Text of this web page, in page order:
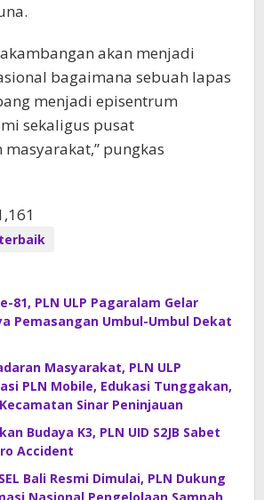
akan menjadi
bagaimana sebuah lapas
menjadi episentrum
sekaligus pusat
pungkas
81, PLN ULP Pagaralam Gelar
Pemasangan Umbul-Umbul Dekat
Masyarakat, PLN ULP
PLN Mobile, Edukasi Tunggakan,
Sinar Peninjauan
Budaya K3, PLN UID S2JB Sabet
Accident
Bali Resmi Dimulai, PLN Dukung